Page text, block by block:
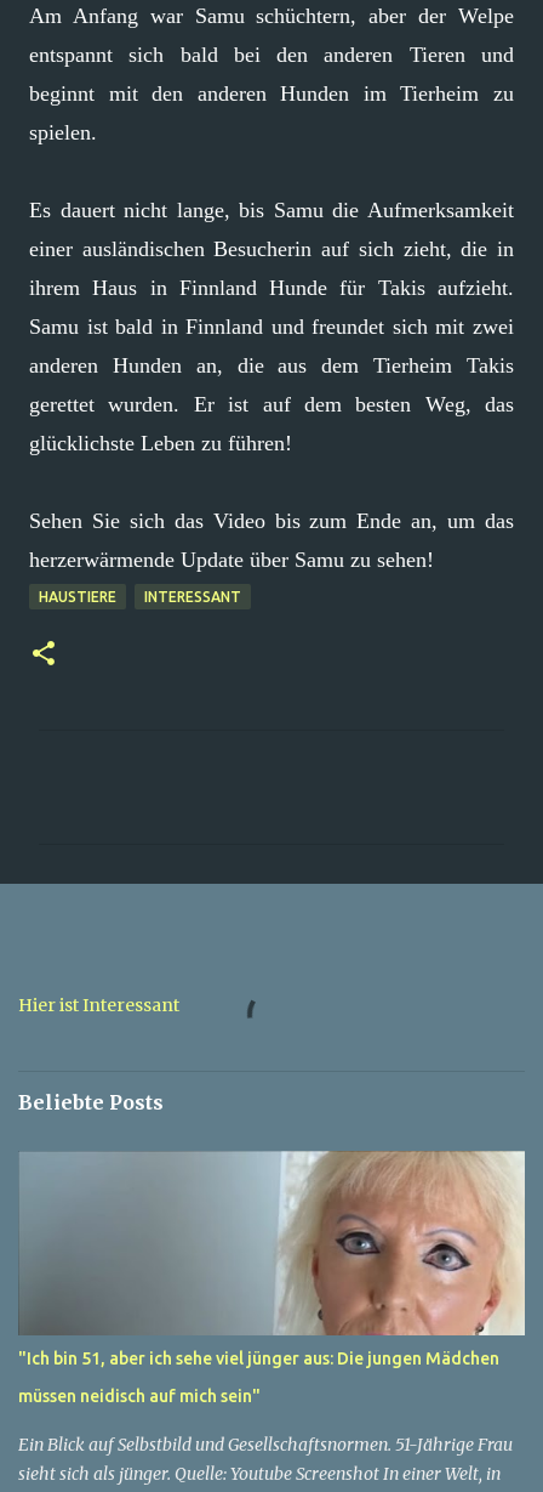
Am Anfang war Samu schüchtern, aber der Welpe
entspannt sich bald bei den anderen Tieren und
beginnt mit den anderen Hunden im Tierheim zu
spielen.
Es dauert nicht lange, bis Samu die Aufmerksamkeit
einer ausländischen Besucherin auf sich zieht, die in
ihrem Haus in Finnland Hunde für Takis aufzieht.
Samu ist bald in Finnland und freundet sich mit zwei
anderen Hunden an, die aus dem Tierheim Takis
gerettet wurden. Er ist auf dem besten Weg, das
glücklichste Leben zu führen!
Sehen Sie sich das Video bis zum Ende an, um das
herzerwärmende Update über Samu zu sehen!
HAUSTIERE INTERESSANT
a
Hier ist Interessant
Beliebte Posts
"Ich bin 51, aber ich sehe viel jünger aus: Die jungen Mädchen
müssen neidisch auf mich sein"
Ein Blick auf Selbstbild und Gesellschaftsnormen. 51-Jährige Frau
sieht sich als jünger. Quelle: Youtube Screenshot In einer Welt, in